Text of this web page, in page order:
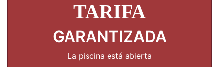
TARIFA
GARANTIZADA
La piscina está abierta